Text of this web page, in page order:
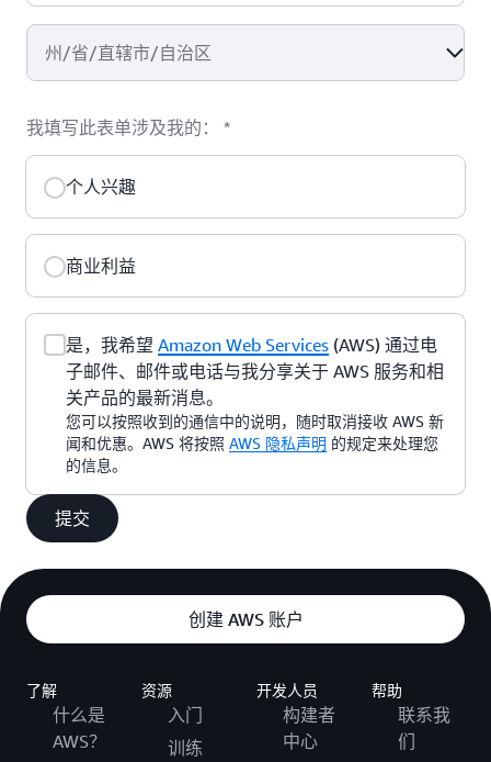
州/省/直辖市/自治区
我填写此表单涉及我的： *
个人兴趣
商业利益
是，我希望 Amazon Web Services (AWS) 通过电
子邮件、邮件或电话与我分享关于 AWS 服务和相
关产品的最新消息。
您可以按照收到的通信中的说明，随时取消接收 AWS 新
闻和优惠。AWS 将按照 AWS 隐私声明 的规定来处理您
的信息。
提交
创建 AWS 账户
了解
什么是
AWS？
资源
入门
训练
开发人员
构建者
中心
帮助
联系我
们